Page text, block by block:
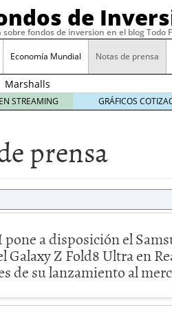
de
fondos de inversion en el blog Todo
Economía Mundial Notas de prensa
Marshalls
delivers
record
and
adjusted
profitability
17, 2022
STREAMING GRÁFICOS
prensa
a disposición el
Galaxy Z Fold8 Ultra en
de su lanzamiento al